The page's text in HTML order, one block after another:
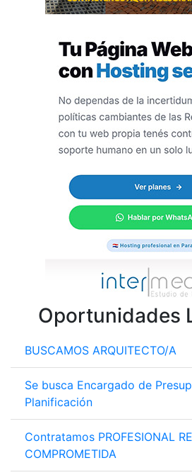
Oportunidades
BUSCAMOS ARQUITECTO/A
Se busca Encargado de
Planificación
Contratamos PROFESIONAL
COMPROMETIDA